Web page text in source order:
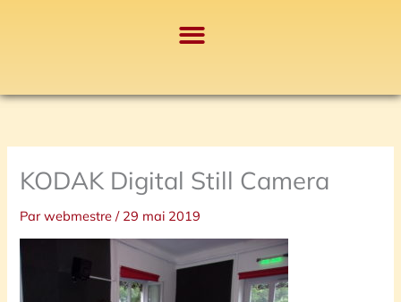
KODAK Digital Still Camera
Parwebmestre/ 29 mai 2019